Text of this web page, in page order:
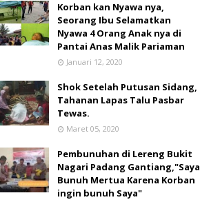
Korban kan Nyawa nya,
Seorang Ibu Selamatkan
Nyawa 4 Orang Anak nya di
Pantai Anas Malik Pariaman
Januari 12, 2020
Shok Setelah Putusan Sidang,
Tahanan Lapas Talu Pasbar
Tewas.
Maret 05, 2020
Pembunuhan di Lereng Bukit
Nagari Padang Gantiang,"Saya
Bunuh Mertua Karena Korban
ingin bunuh Saya"